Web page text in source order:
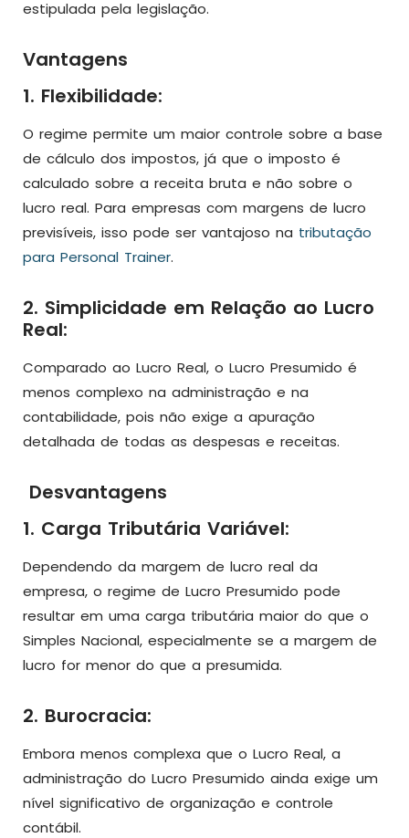
estipulada pela legislação.
Vantagens
1. Flexibilidade:
O regime permite um maior controle sobre a base
de cálculo dos impostos, já que o imposto é
calculado sobre a receita bruta e não sobre o
lucro real. Para empresas com margens de lucro
previsíveis, isso pode ser vantajoso na tributação
para Personal Trainer.
2. Simplicidade em Relação ao Lucro
Real:
Comparado ao Lucro Real, o Lucro Presumido é
menos complexo na administração e na
contabilidade, pois não exige a apuração
detalhada de todas as despesas e receitas.
Desvantagens
1. Carga Tributária Variável:
Dependendo da margem de lucro real da
empresa, o regime de Lucro Presumido pode
resultar em uma carga tributária maior do que o
Simples Nacional, especialmente se a margem de
lucro for menor do que a presumida.
2. Burocracia:
Embora menos complexa que o Lucro Real, a
administração do Lucro Presumido ainda exige um
nível significativo de organização e controle
contábil.